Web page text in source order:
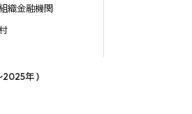
織金融機関
2025年 )